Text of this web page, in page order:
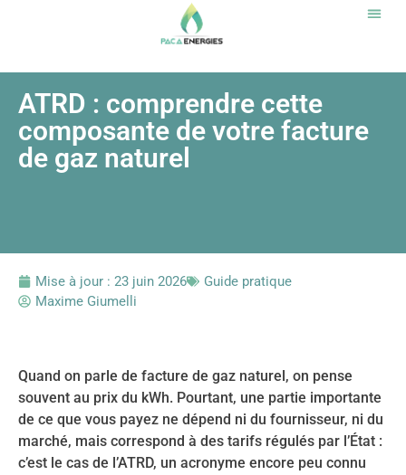
ATRD : comprendre cette
composante de votre facture
de gaz naturel
Mise à jour : 23 juin 2026
Guide pratique
Maxime Giumelli
Quand on parle de facture de gaz naturel, on pense
souvent au prix du kWh. Pourtant, une partie importante
de ce que vous payez ne dépend ni du fournisseur, ni du
marché, mais correspond à des tarifs régulés par l’État :
c’est le cas de l’ATRD, un acronyme encore peu connu